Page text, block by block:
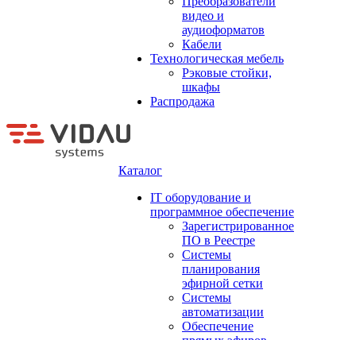
видео и
аудиоформатов
Кабели
Технологическая мебель
Рэковые стойки,
шкафы
Распродажа
Каталог
IT оборудование и
программное обеспечение
Зарегистрированное
ПО в Реестре
Системы
планирования
эфирной сетки
Системы
автоматизации
Обеспечение